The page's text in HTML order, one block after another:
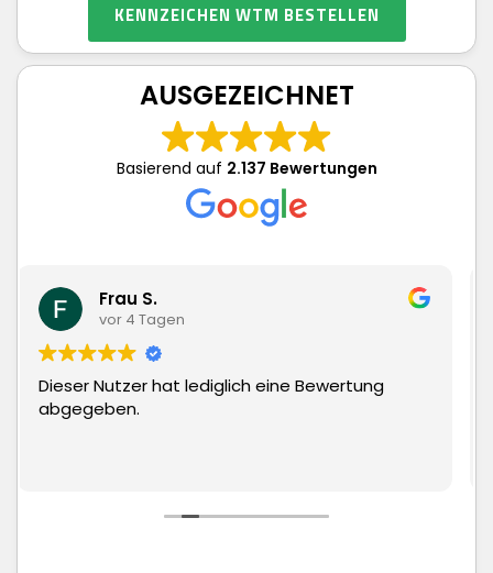
KENNZEICHEN WTM BESTELLEN
AUSGEZEICHNET
Basierend auf 2.137 Bewertungen
Superschnelle Lieferung und top Ware.